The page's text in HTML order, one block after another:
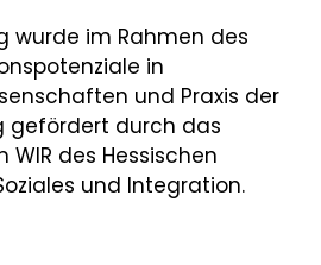
wurde im Rahmen des
in
und Praxis der
gefördert durch das
des Hessischen
und Integration.